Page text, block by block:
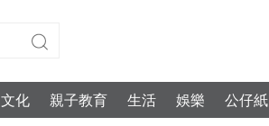
文化 親子教育 生活 娛樂 公仔紙